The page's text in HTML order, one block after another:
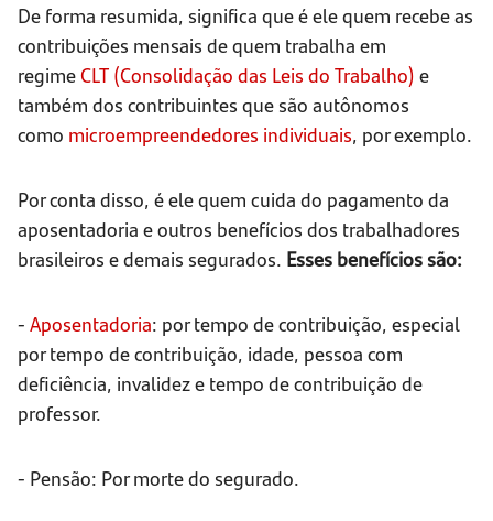
De forma resumida, significa que é ele quem recebe as
contribuições mensais de quem trabalha em
regimeCLT (Consolidação das Leis do Trabalho) e
também dos contribuintes que são autônomos
como microempreendedores individuais, por exemplo.
Por conta disso, é ele quem cuida do pagamento da
aposentadoria e outros benefícios dos trabalhadores
brasileiros e demais segurados. Esses benefícios são:
- Aposentadoria: por tempo de contribuição, especial
por tempo de contribuição, idade, pessoa com
deficiência, invalidez e tempo de contribuição de
professor.
- Pensão: Por morte do segurado.